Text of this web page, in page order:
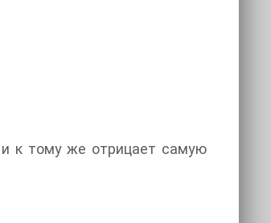
к тому же отрицает самую